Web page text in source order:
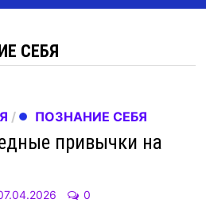
СЕБЯ
/ ПОЗНАНИЕ СЕБЯ
привычки на
0